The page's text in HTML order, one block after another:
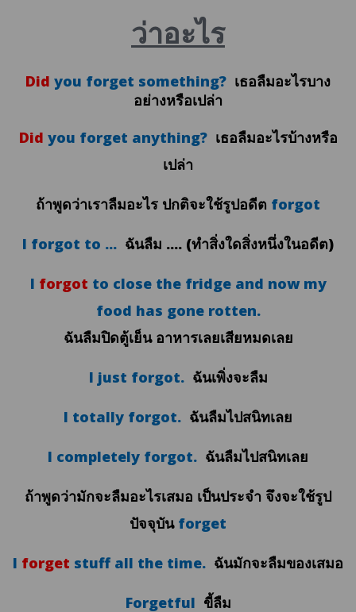
ว่าอะไร
Did you forget something? เธอลืมอะไรบาง
อย่างหรือเปล่า
Did you forget anything? เธอลืมอะไรบ้างหรือ
เปล่า
ถ้าพูดว่าเราลืมอะไร ปกติจะใช้รูปอดีต forgot
I forgot to ... ฉันลืม .... (ทำสิ่งใดสิ่งหนึ่งในอดีต)
I forgot to close the fridge and now my
food has gone rotten.
ฉันลืมปิดตู้เย็น อาหารเลยเสียหมดเลย
I just forgot. ฉันเพิ่งจะลืม
I totally forgot. ฉันลืมไปสนิทเลย
I completely forgot. ฉันลืมไปสนิทเลย
ถ้าพูดว่ามักจะลืมอะไรเสมอ เป็นประจำ จึงจะใช้รูป
ปัจจุบัน forget
I forget stuff all the time. ฉันมักจะลืมของเสมอ
Forgetful ขี้ลืม